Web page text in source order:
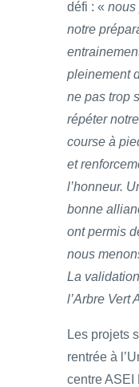
défi : « nous
notre
pleinement
ne pas trop
répéter
course à
et
l’honneur.
bonne
ont permis
nous
La
l’Arbre Vert
Les projets
rentrée à
centre ASEI